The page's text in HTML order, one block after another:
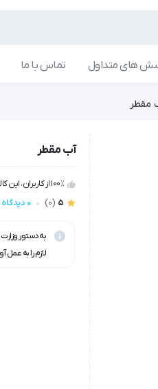
های متداول تماس با ما
مقطر
آب مقطر
100٪ از کاربران، این کالا را پیشنهاد کرده اند.
5
(0) 0 دیدگاه
به دستور
لازم را به عمل